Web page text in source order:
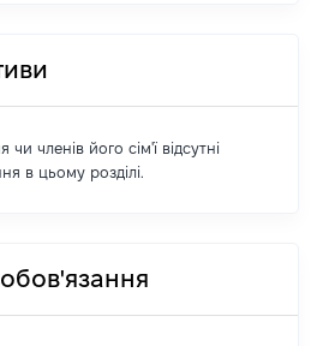
членів його сім'ї відсутні
в цьому розділі.